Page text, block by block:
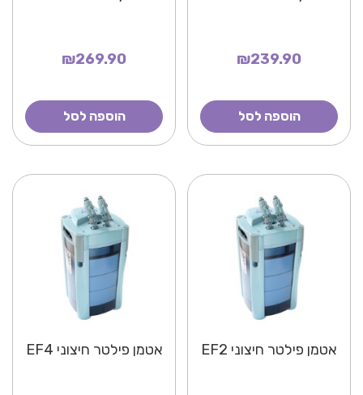
₪239.90
הוספה לסל
₪269.90
הוספה לסל
אטמן פילטר חיצוני EF2 אטמן פילטר חיצוני EF4